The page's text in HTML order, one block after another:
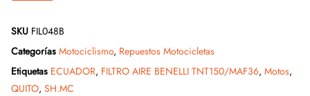
SKU FIL048B
Categorías Motociclismo, Repuestos Motocicletas
Etiquetas ECUADOR, FILTRO AIRE BENELLI TNT150/MAF36, Motos,
QUITO, SH.MC